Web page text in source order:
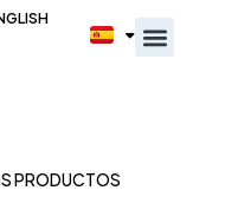
PRODUCTOS